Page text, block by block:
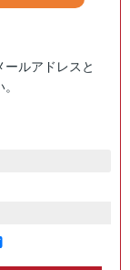
ルアドレスと